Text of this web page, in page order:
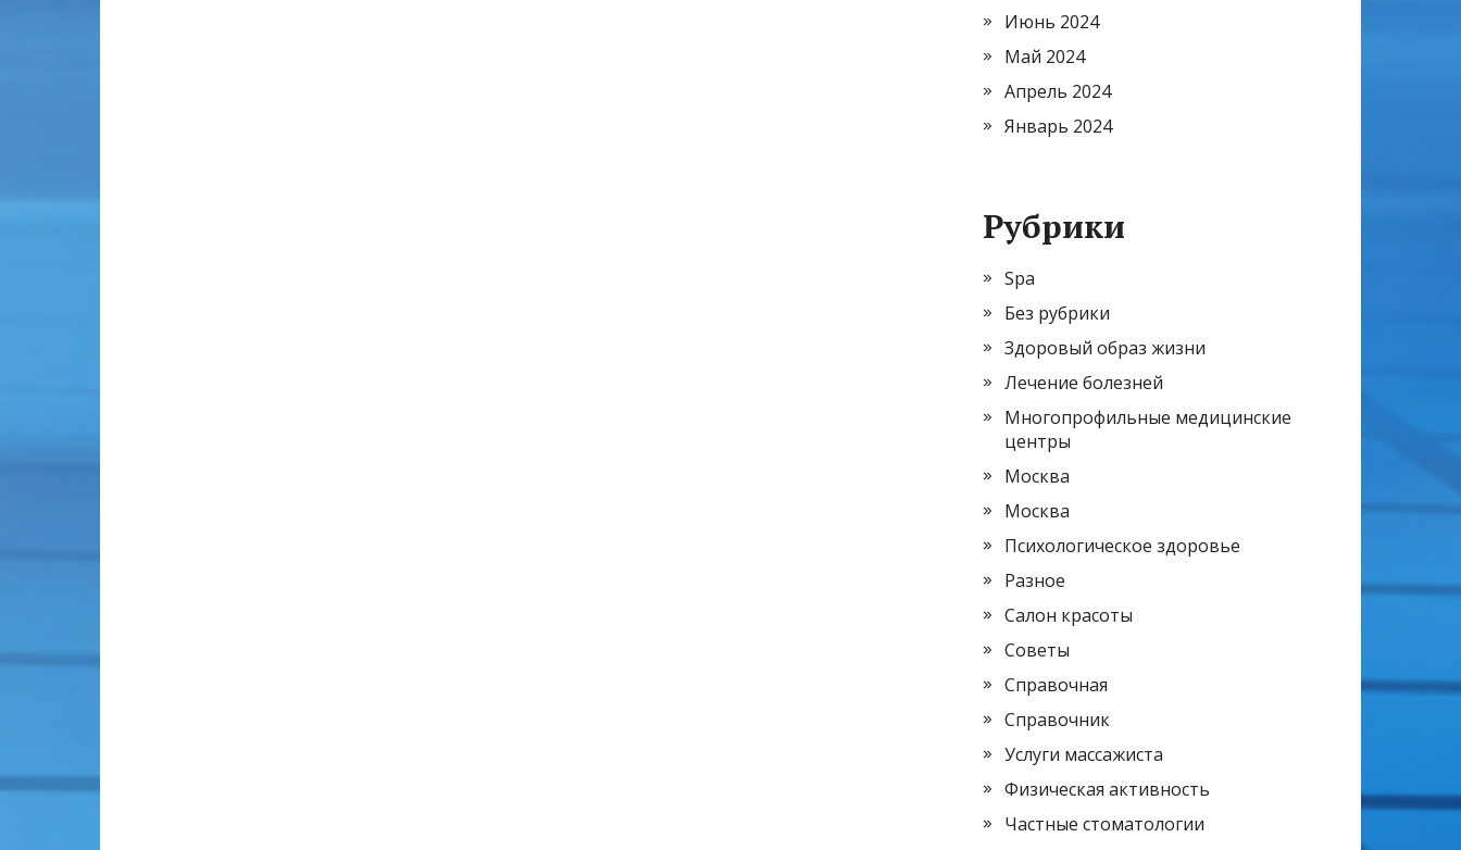
Июнь 2024
Май 2024
Апрель 2024
Январь 2024
Рубрики
Spa
Без рубрики
Здоровый образ жизни
Лечение болезней
Многопрофильные медицинские
центры
Москва
Москва
Психологическое здоровье
Разное
Салон красоты
Советы
Справочная
Справочник
Услуги массажиста
Физическая активность
Частные стоматологии